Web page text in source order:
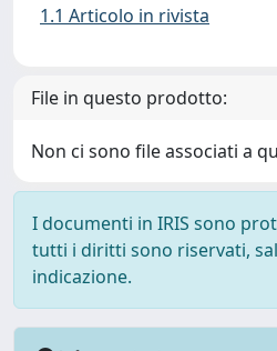
1.1 Articolo in rivista
File in questo prodotto:
Non ci sono file associati a
I documenti in IRIS sono
tutti i diritti sono riservati,
indicazione.